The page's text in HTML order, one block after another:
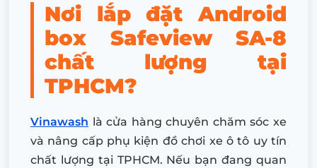
Nơi lắp đặt Android
box Safeview SA-8
chất lượng tại
TPHCM?
Vinawash là cửa hàng chuyên chăm sóc xe
và nâng cấp phụ kiện đồ chơi xe ô tô uy tín
chất lượng tại TPHCM. Nếu bạn đang quan